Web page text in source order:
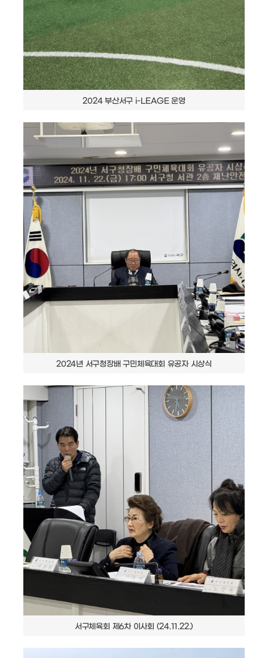
2024 부산서구 i-LEAGE 운영
2024년 서구청장배 구민체육대회 유공자 시상식
서구체육회 제6차 이사회 (24.11.22.)